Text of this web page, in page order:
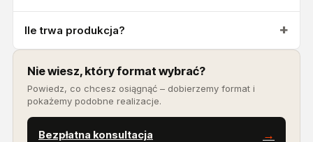
Ile trwa produkcja?
Nie wiesz, który format wybrać?
Powiedz, co chcesz osiągnąć – dobierzemy format i
pokażemy podobne realizacje.
Bezpłatna konsultacja